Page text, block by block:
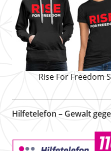
Rise For Freedom
Hilfetelefon – Gewalt